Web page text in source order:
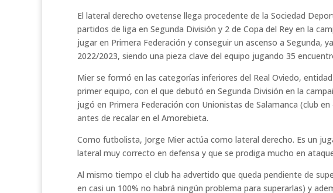
El lateral derecho ovetense llega procedente de la Sociedad
partidos de liga en Segunda División y 2 de Copa del Rey en la
jugar en Primera Federación y conseguir un ascenso a Segunda,
2022/2023, siendo una pieza clave del equipo jugando 35
Mier se formó en las categorías inferiores del Real Oviedo,
primer equipo, con el que debutó en Segunda División en la
jugó en Primera Federación con Unionistas de Salamanca (club
antes de recalar en el Amorebieta.
Como futbolista, Jorge Mier actúa como lateral derecho. Es un
lateral muy correcto en defensa y que se prodiga mucho en
Al mismo tiempo el club ha advertido que queda pendiente de
en casi un 100% no habrá ningún problema para superarlas) y